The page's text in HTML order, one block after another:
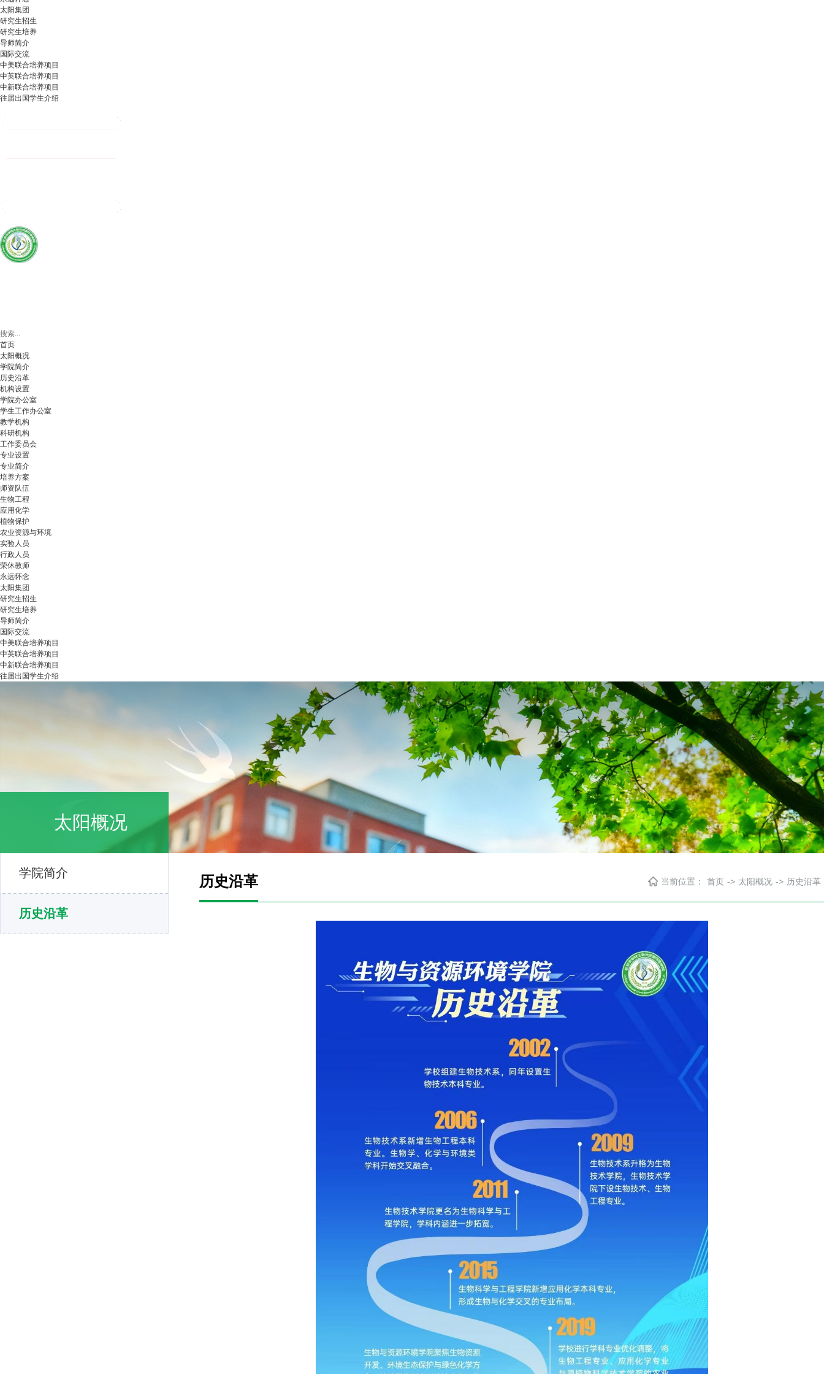
太阳集团
研究生招生
研究生培养
导师简介
国际交流
中美联合培养项目
中英联合培养项目
中新联合培养项目
往届出国学生介绍
首页
太阳概况
学院简介
历史沿革
机构设置
学院办公室
学生工作办公室
教学机构
科研机构
工作委员会
专业设置
专业简介
培养方案
师资队伍
生物工程
应用化学
植物保护
农业资源与环境
实验人员
行政人员
荣休教师
永远怀念
太阳集团
研究生招生
研究生培养
导师简介
国际交流
中美联合培养项目
中英联合培养项目
中新联合培养项目
往届出国学生介绍
太阳概况
学院简介
历史沿革
历史沿革 当前位置： 首页 -> 太阳概况 -> 历史沿革